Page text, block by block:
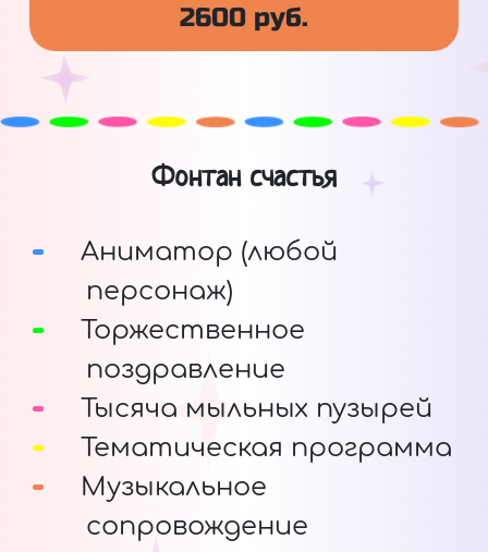
2600 руб.
Фонтан счастья
Аниматор (любой
персонаж)
Торжественное
поздравление
Тысяча мыльных пузырей
Тематическая программа
Музыкальное
сопровождение